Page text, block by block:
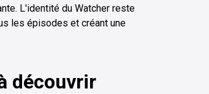
L'identité du Watcher reste
les épisodes et créant une
découvrir